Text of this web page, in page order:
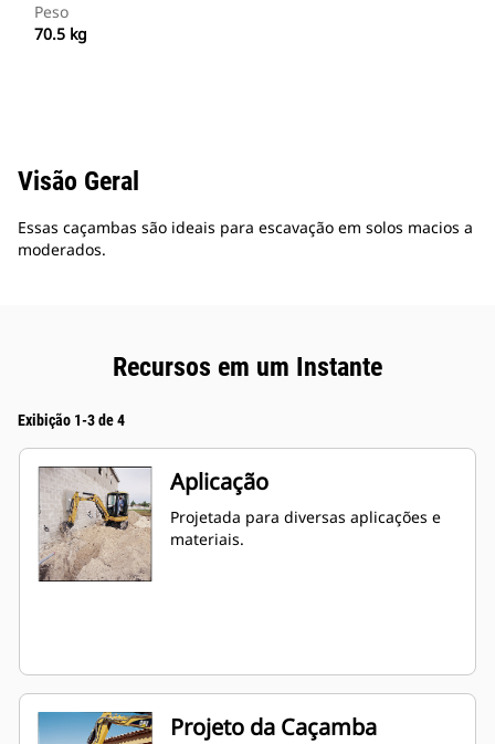
Peso
70.5 kg
Visão Geral
Essas caçambas são ideais para escavação em solos macios a
moderados.
Recursos em um Instante
Exibição 1-3 de 4
Aplicação
Projetada para diversas aplicações e
materiais.
Projeto da Caçamba